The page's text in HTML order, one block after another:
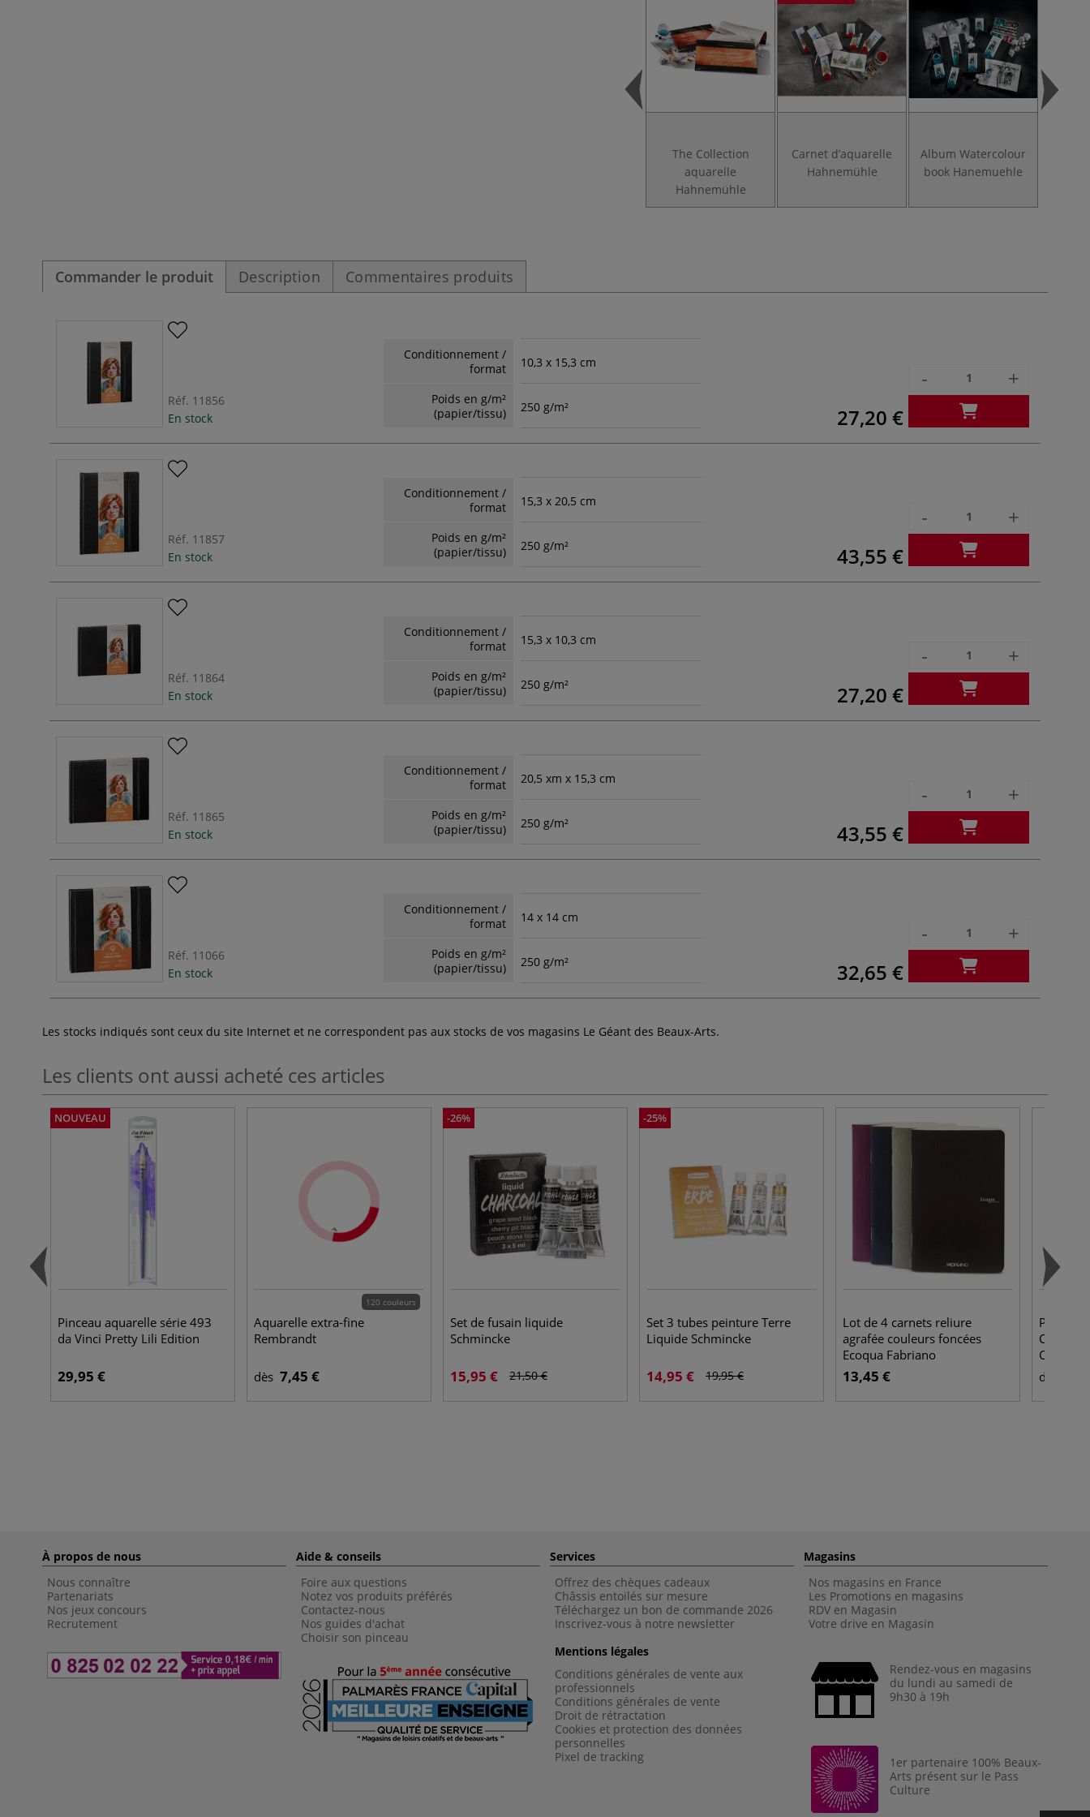
The Collection
aquarelle
Hahnemühle
Carnet d’aquarelle
Hahnemühle
Album Watercolour
book Hanemuehle
Commander le produit Description Commentaires produits
Réf. 11856
En stock
Conditionnement /
format
10,3 x 15,3 cm
Poids en g/m²
(papier/tissu)
250 g/m² 27,20 €
- +
Réf. 11857
En stock
Conditionnement /
format
15,3 x 20,5 cm
Poids en g/m²
(papier/tissu)
250 g/m² 43,55 €
- +
Réf. 11864
En stock
Conditionnement /
format
15,3 x 10,3 cm
Poids en g/m²
(papier/tissu)
250 g/m² 27,20 €
- +
Réf. 11865
En stock
Conditionnement /
format
20,5 xm x 15,3 cm
Poids en g/m²
(papier/tissu)
250 g/m² 43,55 €
- +
Réf. 11066
En stock
Conditionnement /
format
14 x 14 cm
Poids en g/m²
(papier/tissu)
250 g/m² 32,65 €
- +
Les stocks indiqués sont ceux du site Internet et ne correspondent pas aux stocks de vos magasins Le Géant des Beaux-Arts.
Les clients ont aussi acheté ces articles
NOUVEAU
Pinceau aquarelle série 493
da Vinci Pretty Lili Edition
29,95 €
120 couleurs
Aquarelle extra-fine
Rembrandt
dès 7,45 €
-26%
Set de fusain liquide
Schmincke
15,95 € 21,50 €
-25%
Set 3 tubes peinture Terre
Liquide Schmincke
14,95 € 19,95 €
Lot de 4 carnets reliure
agrafée couleurs foncées
Ecoqua Fabriano
13,45 €
Papier
dès
À propos de nous
Nous connaître
Partenariats
Nos jeux concours
Recrutement
Aide & conseils
Foire aux questions
Notez vos produits préférés
Contactez-nous
Nos guides d'achat
Choisir son pinceau
Services
Offrez des chèques cadeaux
Châssis entoilés sur mesure
Téléchargez un bon de commande 2026
Inscrivez-vous à notre newsletter
Mentions légales
Conditions générales de vente aux
professionnels
Conditions générales de vente
Droit de rétractation
Cookies et protection des données
personnelles
Pixel de tracking
Magasins
Nos magasins en France
Les Promotions en magasins
RDV en Magasin
Votre drive en Magasin
Rendez-vous en magasins
du lundi au samedi de
9h30 à 19h
1er partenaire 100% Beaux-
Arts présent sur le Pass
Culture